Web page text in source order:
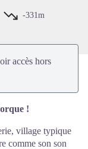
-331m
accès hors
!
village typique
comme son son